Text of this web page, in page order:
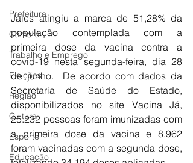
Prefeitura
Câmara
Trabalho e Emprego
Eleições
Região
Cultura
Esporte
Educação
Jales atingiu a marca de 51,28% da
população contemplada com a
primeira dose da vacina contra a
covid-19 nesta segunda-feira, dia 28
de junho.  De acordo com dados da
Secretaria de Saúde do Estado,
disponibilizados no site Vacina Já,
25.232 pessoas foram imunizadas com
a primeira dose da vacina e 8.962
foram vacinadas com a segunda dose,